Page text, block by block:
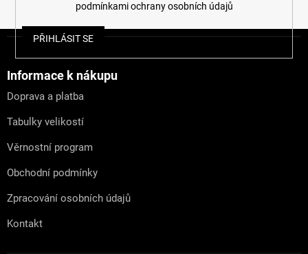
podmínkami ochrany osobních údajů
PŘIHLÁSIT SE
Informace k nákupu
Doprava a platba
Tabulky velikostí
Věrnostní program
Obchodní podmínky
Zpracování osobních údajů
Kontakt